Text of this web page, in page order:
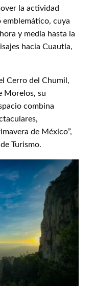
la actividad
emblemático, cuya
y media hasta la
hacia Cuautla,
Cerro del Chumil,
Morelos, su
combina
de México”,
Turismo.